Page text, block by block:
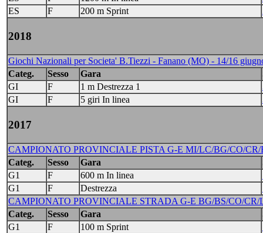
ES
F 200 m Sprint
2018
Giochi Nazionali per Societa' B.Tiezzi - Fanano (MO) - 14/16
Categ.
Sesso Gara
GI
F 1 m Destrezza 1
GI
F 5 giri In linea
2017
CAMPIONATO PROVINCIALE PISTA G-E MI/LC/BG/CO/
Categ.
Sesso Gara
G1
F 600 m In linea
G1
F Destrezza
CAMPIONATO PROVINCIALE STRADA G-E BG/BS/CO/
Categ.
Sesso Gara
G1
F 100 m Sprint